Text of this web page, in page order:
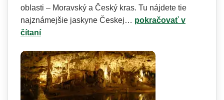
oblasti – Moravský a Český kras. Tu nájdete tie
najznámejšie jaskyne Českej… pokračovať v
čítaní